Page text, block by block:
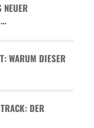
NEUER
…
WARUM DIESER
DER